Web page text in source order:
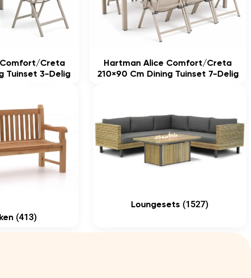
Comfort/Creta
Tuinset 3-Delig
Hartman Alice Comfort/Creta
210×90 Cm Dining Tuinset 7-Delig
(413)
Loungesets (1527)